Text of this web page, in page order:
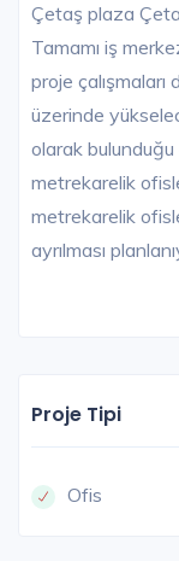
Çetaş plaza
Tamamı iş
proje çalışmaları
üzerinde
olarak
metrekarelik
metrekarelik
ayrılması
Proje Tipi
Ofis